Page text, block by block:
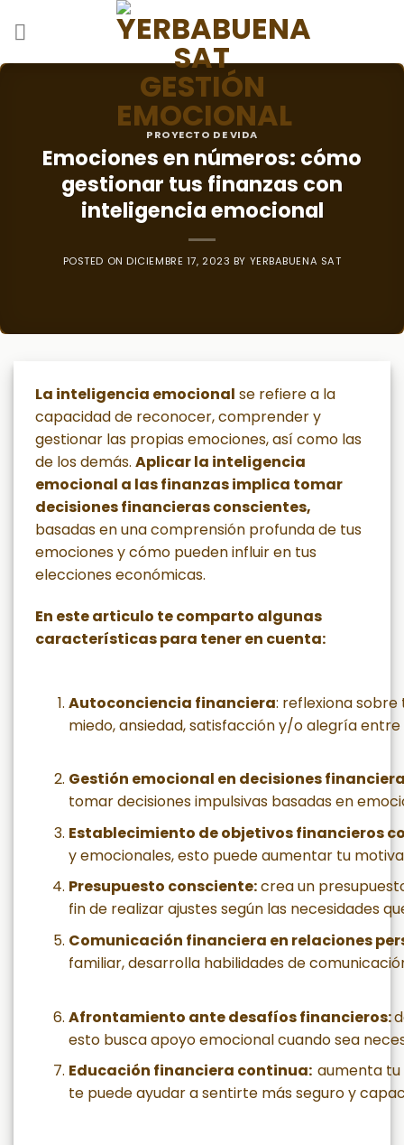
PROYECTO DE VIDA
Emociones en números: cómo
gestionar tus finanzas con
inteligencia emocional
POSTED ONDICIEMBRE 17, 2023 BY YERBABUENA SAT
La inteligencia emocional se refiere a la
capacidad de reconocer, comprender y
gestionar las propias emociones, así como las
de los demás. Aplicar la inteligencia
emocional a las finanzas implica tomar
decisiones financieras conscientes,
basadas en una comprensión profunda de tus
emociones y cómo pueden influir en tus
elecciones económicas.
En este articulo te comparto algunas
características para tener en cuenta:
Autoconciencia financiera: reflexiona
miedo, ansiedad, satisfacción y/o alegría
Gestión emocional en decisiones
tomar decisiones impulsivas basadas en
Establecimiento de objetivos financieros
y emocionales, esto puede aumentar tu
Presupuesto consciente:crea un
fin de realizar ajustes según las necesidades
Comunicación financiera en relaciones
familiar, desarrolla habilidades de
Afrontamiento ante desafíos financieros:
esto busca apoyo emocional cuando sea
Educación financiera continua: aumenta tu
te puede ayudar a sentirte más seguro y